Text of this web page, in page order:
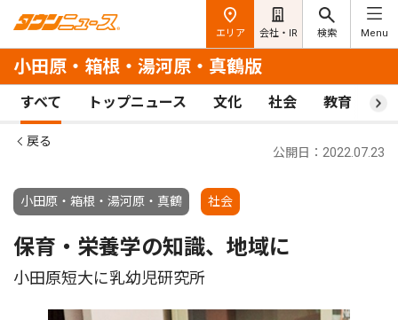
エリア 会社・IR 検索 Menu
小田原・箱根・湯河原・真鶴版
すべて トップニュース 文化 社会 教育 ス
戻る
小田原・箱根・湯河原・真鶴 社会
公開日：2022.07.23
保育・栄養学の知識、地域に
小田原短大に乳幼児研究所